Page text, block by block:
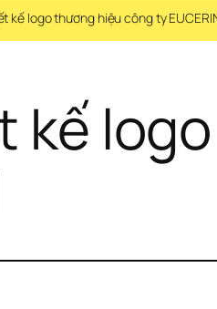
kế logo thương hiệu công ty
kế